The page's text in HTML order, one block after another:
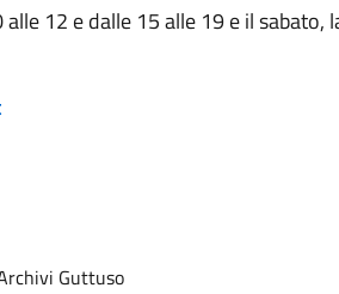
12 e dalle 15 alle 19 e il sabato,
Guttuso